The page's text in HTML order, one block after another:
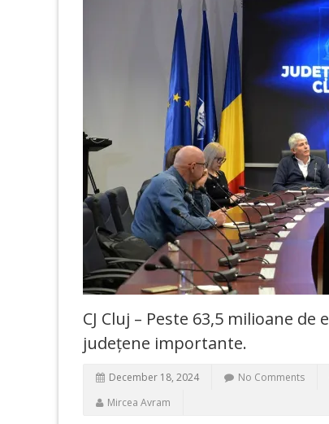
CJ Cluj – Peste 63,5 milioane
județene importante.
December 18, 2024 No Comments
Mircea Avram